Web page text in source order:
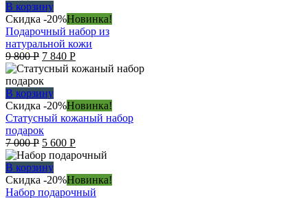
В корзину
Скидка -20%Новинка!
Подарочный набор из
натуральной кожи
9 800Р Original
price
was:
9
800 руб..
7 840 РCurrent
price
840 руб..
В корзину
Скидка -20%Новинка!
Статусный кожаный набор
подарок
7 000Р Original
price
was:
7
000 руб..
5 600 РCurrent
price
5
600 руб..
В корзину
Скидка -20%Новинка!
Набор подарочный